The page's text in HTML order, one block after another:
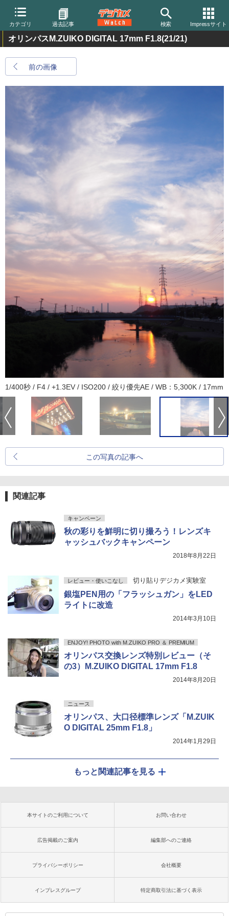
カテゴリ 過去記事 検索 Impressサイト
オリンパスM.ZUIKO DIGITAL 17mm F1.8(21/21)
前の画像
1/400秒 / F4 / +1.3EV / ISO200 / 絞り優先AE / WB：5,300K / 17mm
この写真の記事へ
関連記事
キャンペーン
秋の彩りを鮮明に切り撮ろう！レンズキ
ャッシュバックキャンペーン
2018年8月22日
レビュー・使いこなし 切り貼りデジカメ実験室
銀塩PEN用の「フラッシュガン」をLED
ライトに改造
2014年3月10日
ENJOY! PHOTO with M.ZUIKO PRO ＆ PREMIUM
オリンパス交換レンズ特別レビュー（そ
の3）M.ZUIKO DIGITAL 17mm F1.8
2014年8月20日
ニュース
オリンパス、大口径標準レンズ「M.ZUIK
O DIGITAL 25mm F1.8」
2014年1月29日
もっと関連記事を見る
本サイトのご利用について お問い合わせ
広告掲載のご案内 編集部へのご連絡
プライバシーポリシー 会社概要
インプレスグループ 特定商取引法に基づく表示